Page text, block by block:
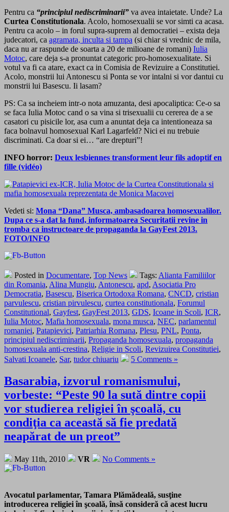
Pentru ca “principiul nediscriminarii” va avea intaietate. Unde? La
Curtea Constitutionala. Acolo, homosexualii se vor simti ca acasa.
Pentru ca acolo – in forul supra-suprem al democratiei – exista deja
judecatori, ca agramata, inculta si tampa (si chiar si vrednic de mila,
daca nu ar raspunde de soarta a 20 de milioane de romani) Iulia
Motoc, care deja s-a pronuntat categoric pro-homosexualitate. Si
votul va fi ca atare, exact ca in Comisia de Revizuire a Constitutiei.
Acolo, monstrii lui Antonescu si Ponta se vor intalni si vor dantui cu
monstrii lui Basescu. Ii lasam?
PS: Ca sa incheiem intr-o nota amuzanta, desi apocaliptica: Ce-o sa
se faca Iulia Motoc cand o sa vina si trisexualii cu cererea de a se
casatori cu pisicile lor, asa cum a anuntat deja ca intentioneaza sa
faca bolnavul homosexual Karl Lagarfeld? Nici ei nu trebuie
discriminati. Ca doar si ei… “are drepturi”!
INFO horror: Deux lesbiennes transforment leur fils adoptif en
fille (vidéo)
Vedeti si: Mona “Dana” Musca, ambasadoarea homosexualilor.
Dupa ce s-a dat la fund, informatoarea Securitatii revine in
tromba ca instructoare de propaganda la GayFest 2013.
FOTO/INFO
Posted in Documentare, Top News Tags: Alianta Familiilor
din Romania, Alina Mungiu, Antonescu, apd, Asociatia Pro
Democratia, Basescu, Biserica Ortodoxa Romana, CNCD, cristian
parvulescu, cristian pirvulescu, curtea constitutionala, Forumul
Constitutional, Gayfest, GayFest 2013, GDS, Icoane in Scoli, ICR,
Iulia Motoc, Mafia homosexuala, mona musca, NEC, parlamentul
romaniei, Patapievici, Patriarhia Romana, Plesu, PNL, Ponta,
principiul nediscriminarii, Propaganda homosexuala, propaganda
homosexuala anti-crestina, Religie in Scoli, Revizuirea Constitutiei,
Salvati Icoanele, Sar, tudor chiuariu 5 Comments »
Basarabia, izvorul romanismului,
vorbeste: “Peste 90 la sută dintre copii
vor studierea religiei în şcoală, cu
condiţia ca această să fie predată
neapărat de un preot”
May 11th, 2010 VR No Comments »
Avocatul parlamentar, Tamara Plămădeală, susţine
introducerea religiei în şcoală, însă consideră că acest lucru